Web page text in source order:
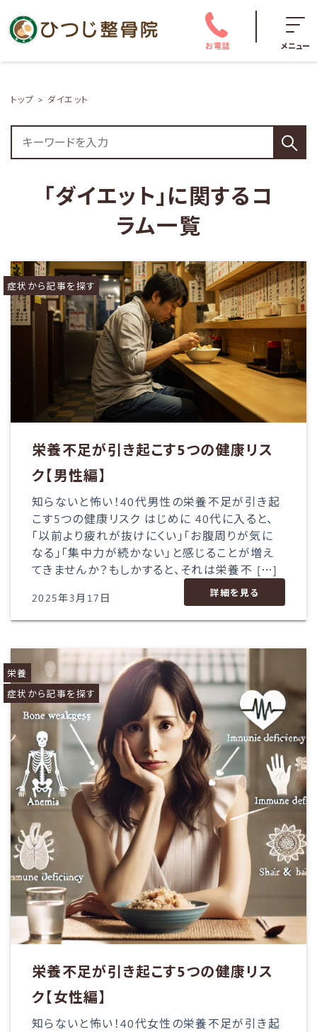
お電話 メニュー
トップ ダイエット
「ダイエット」に関するコ
ラム一覧
栄養不足が引き起こす5つの健康リス
ク【男性編】
知らないと怖い！40代男性の栄養不足が引き起
こす5つの健康リスク はじめに 40代に入ると、
「以前より疲れが抜けにくい」「お腹周りが気に
なる」「集中力が続かない」と感じることが増え
てきませんか？もしかすると、それは栄養不 […]
2025年3月17日 詳細を見る
症状から記事を探す
栄養不足が引き起こす5つの健康リス
ク【女性編】
知らないと怖い！40代女性の栄養不足が引き起
栄養
症状から記事を探す